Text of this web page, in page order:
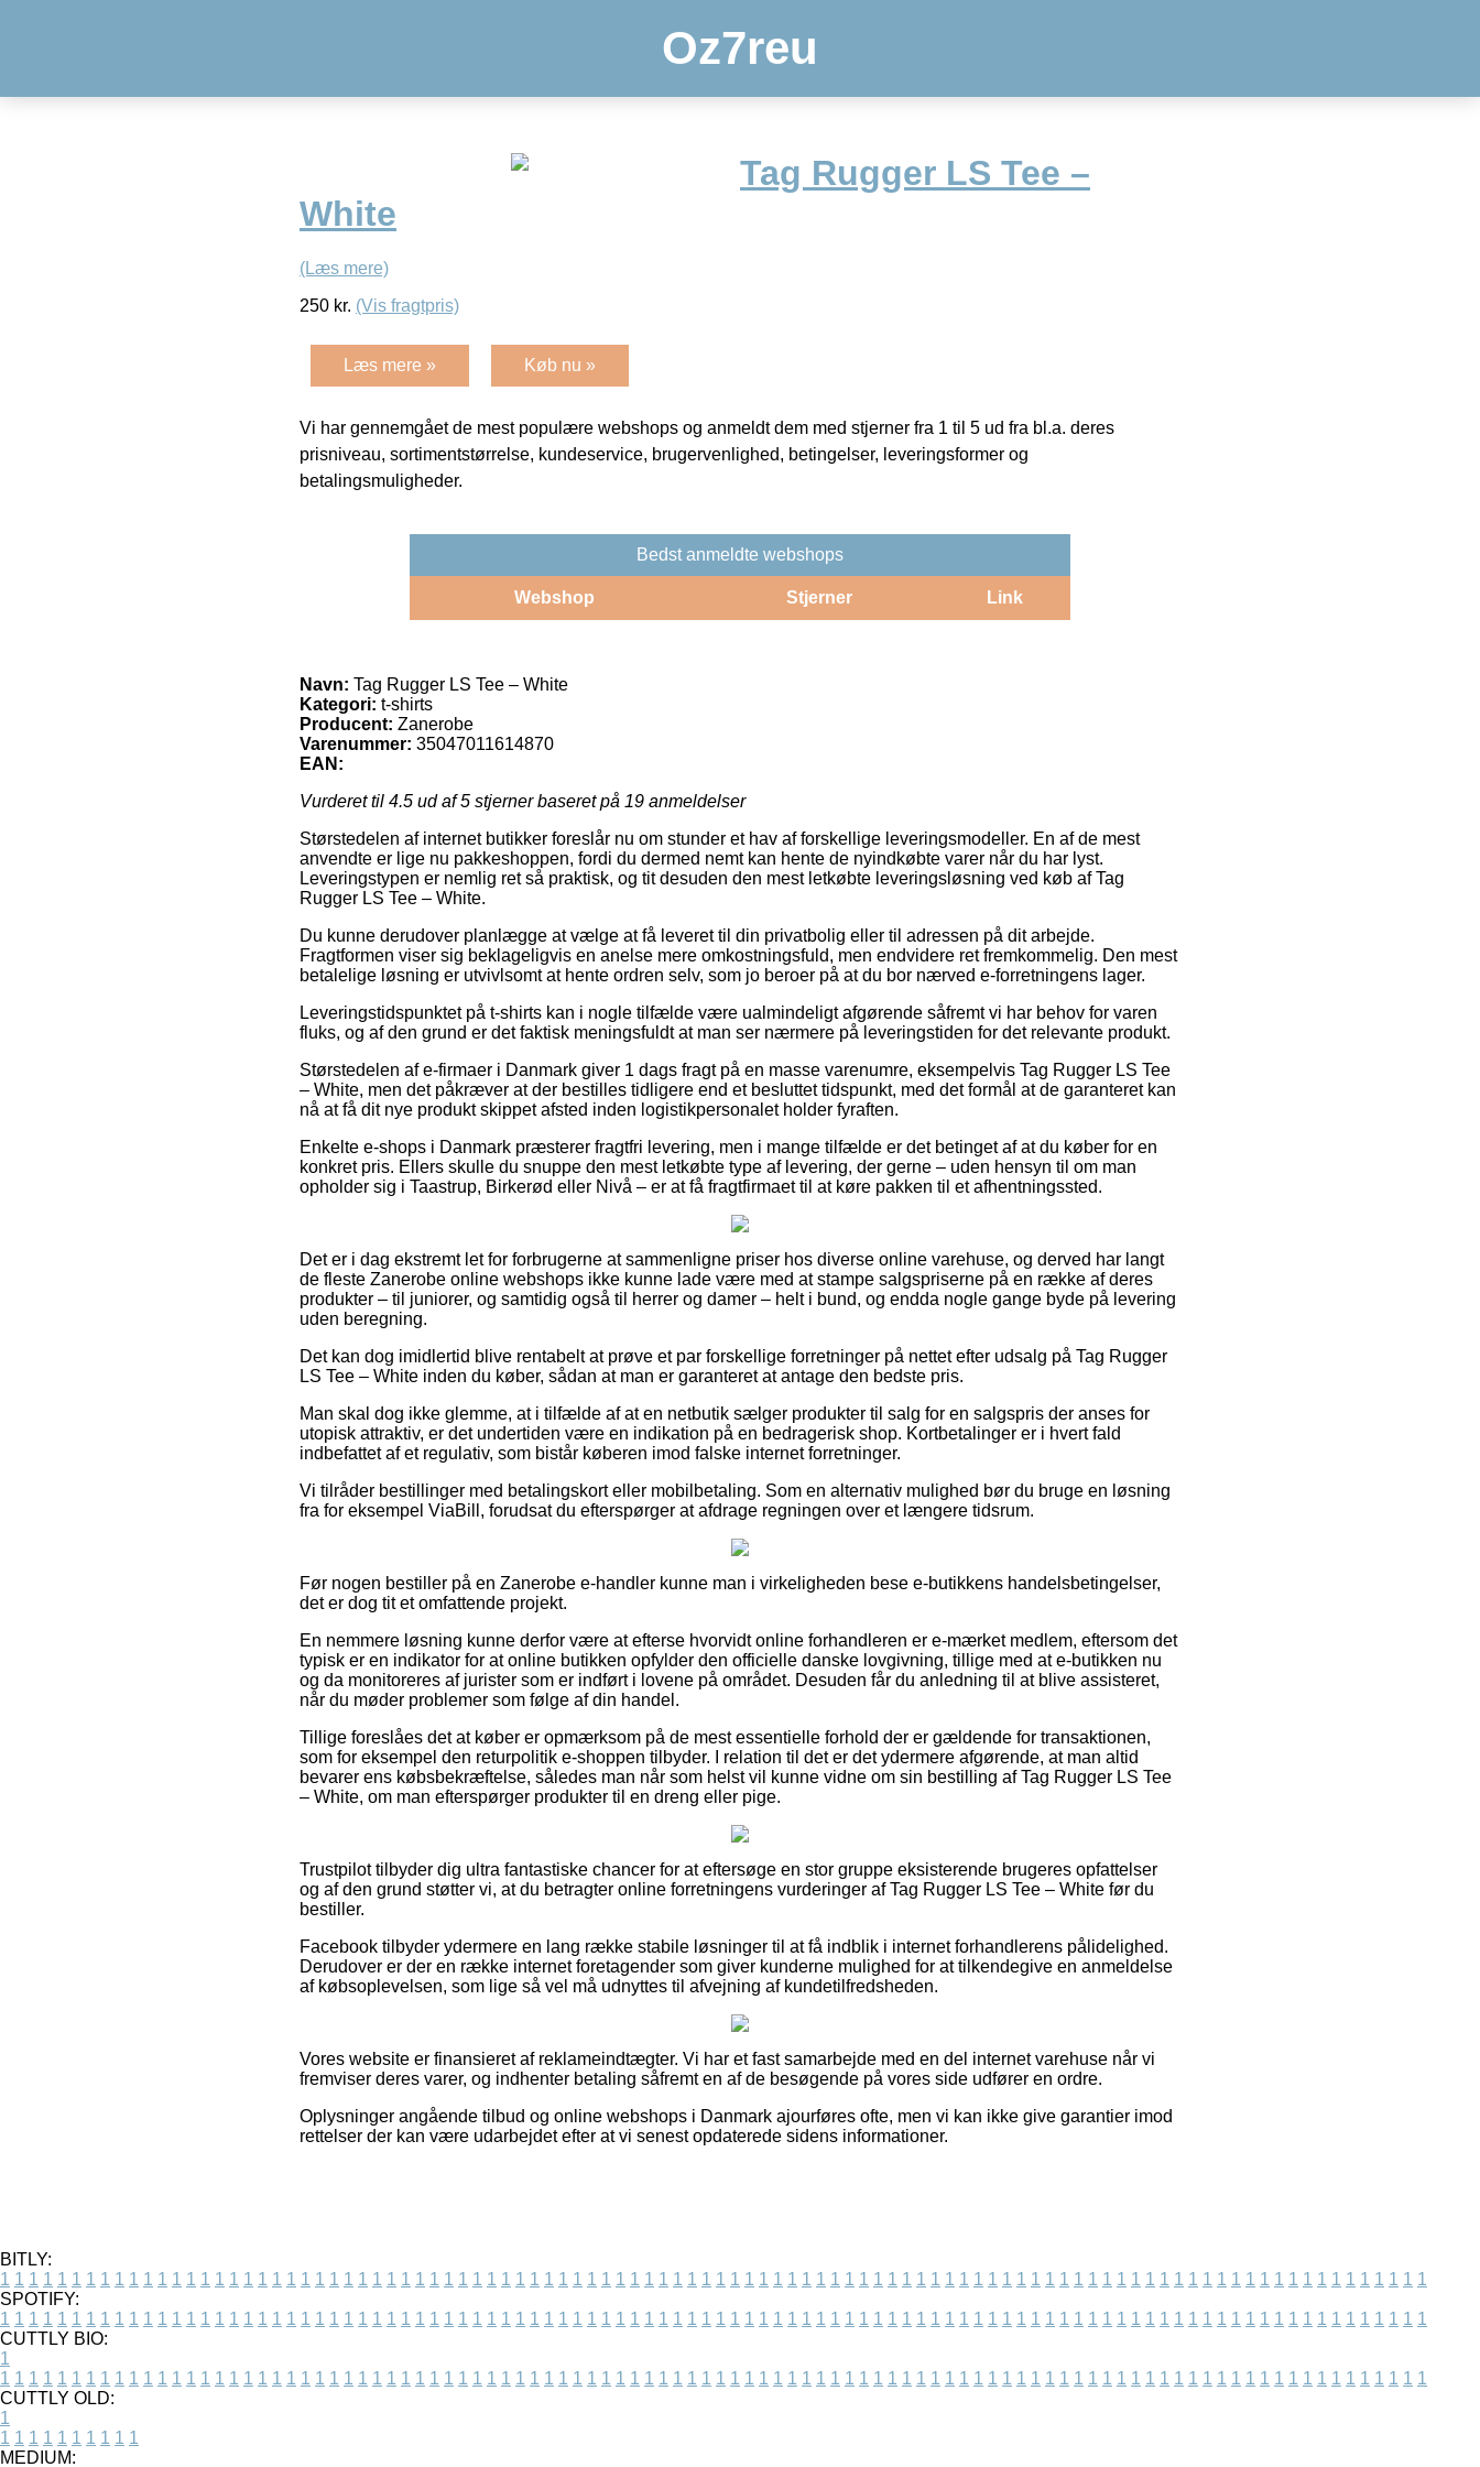
Oz7reu
Tag Rugger LS Tee –
White
(Læs mere)
250 kr. (Vis fragtpris)
Læs mere » Køb nu »
Vi har gennemgået de mest populære webshops og anmeldt dem med stjerner fra 1 til 5 ud fra bl.a. deres
prisniveau, sortimentstørrelse, kundeservice, brugervenlighed, betingelser, leveringsformer og
betalingsmuligheder.
Bedst anmeldte webshops
Webshop Stjerner Link
Navn: Tag Rugger LS Tee – White
Kategori: t-shirts
Producent: Zanerobe
Varenummer: 35047011614870
EAN:
Vurderet til 4.5 ud af 5 stjerner baseret på 19 anmeldelser
Størstedelen af internet butikker foreslår nu om stunder et hav af forskellige leveringsmodeller. En af de mest
anvendte er lige nu pakkeshoppen, fordi du dermed nemt kan hente de nyindkøbte varer når du har lyst.
Leveringstypen er nemlig ret så praktisk, og tit desuden den mest letkøbte leveringsløsning ved køb af Tag
Rugger LS Tee – White.
Du kunne derudover planlægge at vælge at få leveret til din privatbolig eller til adressen på dit arbejde.
Fragtformen viser sig beklageligvis en anelse mere omkostningsfuld, men endvidere ret fremkommelig. Den mest
betalelige løsning er utvivlsomt at hente ordren selv, som jo beroer på at du bor nærved e-forretningens lager.
Leveringstidspunktet på t-shirts kan i nogle tilfælde være ualmindeligt afgørende såfremt vi har behov for varen
fluks, og af den grund er det faktisk meningsfuldt at man ser nærmere på leveringstiden for det relevante produkt.
Størstedelen af e-firmaer i Danmark giver 1 dags fragt på en masse varenumre, eksempelvis Tag Rugger LS Tee
– White, men det påkræver at der bestilles tidligere end et besluttet tidspunkt, med det formål at de garanteret kan
nå at få dit nye produkt skippet afsted inden logistikpersonalet holder fyraften.
Enkelte e-shops i Danmark præsterer fragtfri levering, men i mange tilfælde er det betinget af at du køber for en
konkret pris. Ellers skulle du snuppe den mest letkøbte type af levering, der gerne – uden hensyn til om man
opholder sig i Taastrup, Birkerød eller Nivå – er at få fragtfirmaet til at køre pakken til et afhentningssted.
Det er i dag ekstremt let for forbrugerne at sammenligne priser hos diverse online varehuse, og derved har langt
de fleste Zanerobe online webshops ikke kunne lade være med at stampe salgspriserne på en række af deres
produkter – til juniorer, og samtidig også til herrer og damer – helt i bund, og endda nogle gange byde på levering
uden beregning.
Det kan dog imidlertid blive rentabelt at prøve et par forskellige forretninger på nettet efter udsalg på Tag Rugger
LS Tee – White inden du køber, sådan at man er garanteret at antage den bedste pris.
Man skal dog ikke glemme, at i tilfælde af at en netbutik sælger produkter til salg for en salgspris der anses for
utopisk attraktiv, er det undertiden være en indikation på en bedragerisk shop. Kortbetalinger er i hvert fald
indbefattet af et regulativ, som bistår køberen imod falske internet forretninger.
Vi tilråder bestillinger med betalingskort eller mobilbetaling. Som en alternativ mulighed bør du bruge en løsning
fra for eksempel ViaBill, forudsat du efterspørger at afdrage regningen over et længere tidsrum.
Før nogen bestiller på en Zanerobe e-handler kunne man i virkeligheden bese e-butikkens handelsbetingelser,
det er dog tit et omfattende projekt.
En nemmere løsning kunne derfor være at efterse hvorvidt online forhandleren er e-mærket medlem, eftersom det
typisk er en indikator for at online butikken opfylder den officielle danske lovgivning, tillige med at e-butikken nu
og da monitoreres af jurister som er indført i lovene på området. Desuden får du anledning til at blive assisteret,
når du møder problemer som følge af din handel.
Tillige foreslåes det at køber er opmærksom på de mest essentielle forhold der er gældende for transaktionen,
som for eksempel den returpolitik e-shoppen tilbyder. I relation til det er det ydermere afgørende, at man altid
bevarer ens købsbekræftelse, således man når som helst vil kunne vidne om sin bestilling af Tag Rugger LS Tee
– White, om man efterspørger produkter til en dreng eller pige.
Trustpilot tilbyder dig ultra fantastiske chancer for at eftersøge en stor gruppe eksisterende brugeres opfattelser
og af den grund støtter vi, at du betragter online forretningens vurderinger af Tag Rugger LS Tee – White før du
bestiller.
Facebook tilbyder ydermere en lang række stabile løsninger til at få indblik i internet forhandlerens pålidelighed.
Derudover er der en række internet foretagender som giver kunderne mulighed for at tilkendegive en anmeldelse
af købsoplevelsen, som lige så vel må udnyttes til afvejning af kundetilfredsheden.
Vores website er finansieret af reklameindtægter. Vi har et fast samarbejde med en del internet varehuse når vi
fremviser deres varer, og indhenter betaling såfremt en af de besøgende på vores side udfører en ordre.
Oplysninger angående tilbud og online webshops i Danmark ajourføres ofte, men vi kan ikke give garantier imod
rettelser der kan være udarbejdet efter at vi senest opdaterede sidens informationer.
BITLY:
1 1 1 1 1 1 1 1 1 1 1 1 1 1 1 1 1 1 1 1 1 1 1 1 1 1 1 1 1 1 1 1 1 1 1 1 1 1 1 1 1 1 1 1 1 1 1 1 1 1 1 1 1 1 1 1 1 1 1 1 1 1 1 1 1 1 1 1 1 1 1 1 1 1 1 1 1 1 1 1 1 1 1 1 1 1 1 1 1 1 1 1 1 1 1 1 1 1 1 1
SPOTIFY:
1 1 1 1 1 1 1 1 1 1 1 1 1 1 1 1 1 1 1 1 1 1 1 1 1 1 1 1 1 1 1 1 1 1 1 1 1 1 1 1 1 1 1 1 1 1 1 1 1 1 1 1 1 1 1 1 1 1 1 1 1 1 1 1 1 1 1 1 1 1 1 1 1 1 1 1 1 1 1 1 1 1 1 1 1 1 1 1 1 1 1 1 1 1 1 1 1 1 1 1
CUTTLY BIO:
1
1 1 1 1 1 1 1 1 1 1 1 1 1 1 1 1 1 1 1 1 1 1 1 1 1 1 1 1 1 1 1 1 1 1 1 1 1 1 1 1 1 1 1 1 1 1 1 1 1 1 1 1 1 1 1 1 1 1 1 1 1 1 1 1 1 1 1 1 1 1 1 1 1 1 1 1 1 1 1 1 1 1 1 1 1 1 1 1 1 1 1 1 1 1 1 1 1 1 1 1
CUTTLY OLD:
1
1 1 1 1 1 1 1 1 1 1
MEDIUM: